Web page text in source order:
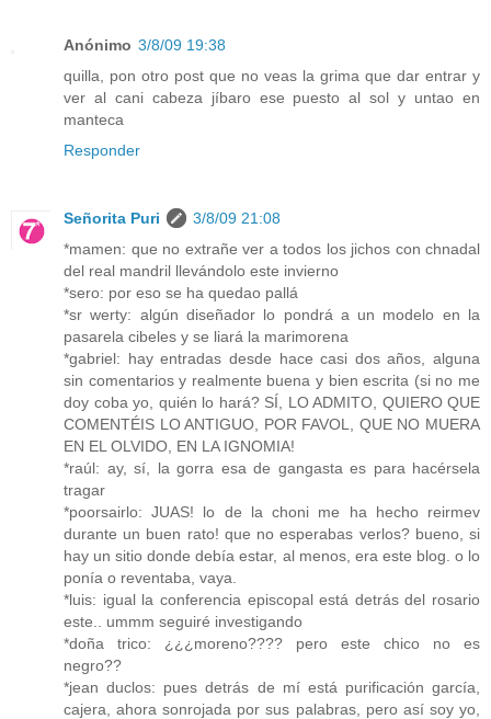
Anónimo 3/8/09 19:38
quilla, pon otro post que no veas la grima que dar entrar y
ver al cani cabeza jíbaro ese puesto al sol y untao en
manteca
Responder
Señorita Puri
3/8/09 21:08
*mamen: que no extrañe ver a todos los jichos con chnadal
del real mandril llevándolo este invierno
*sero: por eso se ha quedao pallá
*sr werty: algún diseñador lo pondrá a un modelo en la
pasarela cibeles y se liará la marimorena
*gabriel: hay entradas desde hace casi dos años, alguna
sin comentarios y realmente buena y bien escrita (si no me
doy coba yo, quién lo hará? SÍ, LO ADMITO, QUIERO QUE
COMENTÉIS LO ANTIGUO, POR FAVOL, QUE NO MUERA
EN EL OLVIDO, EN LA IGNOMIA!
*raúl: ay, sí, la gorra esa de gangasta es para hacérsela
tragar
*poorsairlo: JUAS! lo de la choni me ha hecho reirmev
durante un buen rato! que no esperabas verlos? bueno, si
hay un sitio donde debía estar, al menos, era este blog. o lo
ponía o reventaba, vaya.
*luis: igual la conferencia episcopal está detrás del rosario
este.. ummm seguiré investigando
*doña trico: ¿¿¿moreno???? pero este chico no es
negro??
*jean duclos: pues detrás de mí está purificación garcía,
cajera, ahora sonrojada por sus palabras, pero así soy yo,